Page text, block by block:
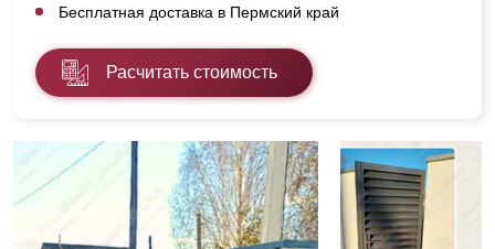
Бесплатная доставка в Пермский край
Расчитать стоимость